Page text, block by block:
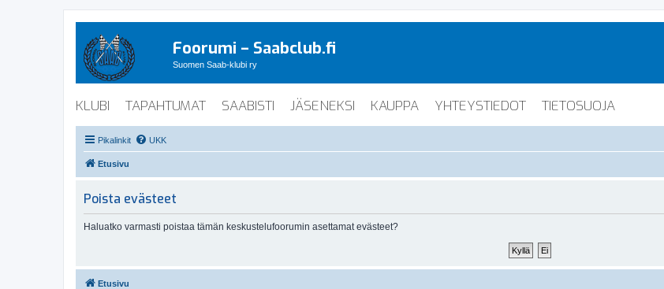
Foorumi – Saabclub.fi
Suomen Saab-klubi ry
KLUBI TAPAHTUMAT SAABISTI JÄSENEKSI KAUPPA YHTEYSTIEDOT TIETOSUOJA
Pikalinkit UKK
Etusivu
Poista evästeet
Haluatko varmasti poistaa tämän keskustelufoorumin asettamat evästeet?
Etusivu